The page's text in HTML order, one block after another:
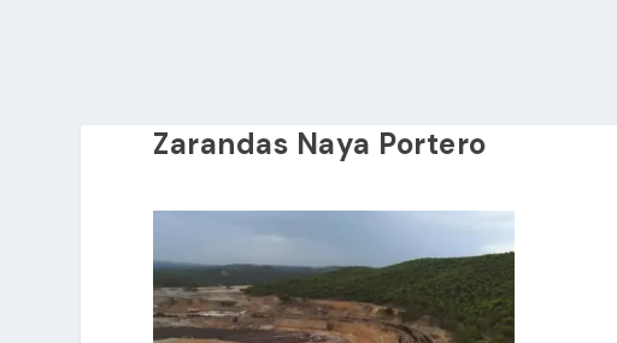
Zarandas Naya Portero